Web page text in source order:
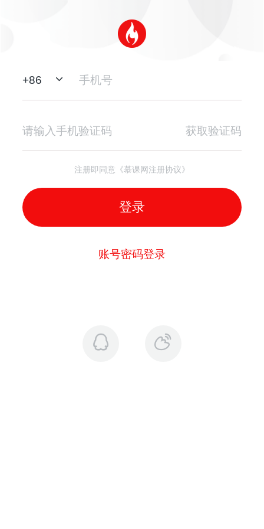
+86
获取验证码
注册即同意《慕课网注册协议》
登录
账号密码登录